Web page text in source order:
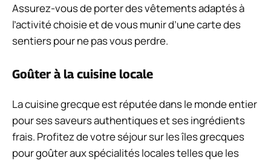
Assurez-vous de porter des vêtements adaptés à
l’activité choisie et de vous munir d’une carte des
sentiers pour ne pas vous perdre.
Goûter à la cuisine locale
La cuisine grecque est réputée dans le monde entier
pour ses saveurs authentiques et ses ingrédients
frais. Profitez de votre séjour sur les îles grecques
pour goûter aux spécialités locales telles que les